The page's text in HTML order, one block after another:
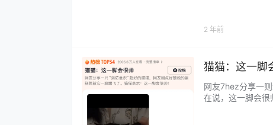
2 年前
猫猫：这一脚
网友7hez分享一
在说，这一脚会很